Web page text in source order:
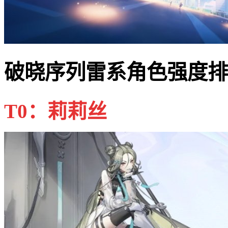
破晓序列雷系角色强度
T0：莉莉丝